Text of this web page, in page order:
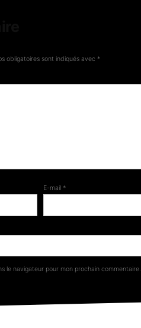
obligatoires sont indiqués avec *
E-mail *
le navigateur pour mon prochain commentaire.